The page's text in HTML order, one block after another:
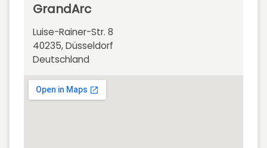
GrandArc
Luise-Rainer-Str. 8
40235, Düsseldorf
Deutschland